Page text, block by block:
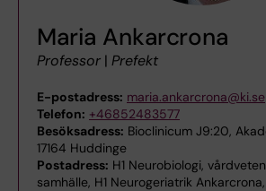
Maria Ankarcrona
Professor | Prefekt
E-postadress: maria.ankarcrona@ki.se
Telefon: +46852483577
Besöksadress: Bioclinicum J9:20,
17164 Huddinge
Postadress: H1 Neurobiologi,
samhälle, H1 Neurogeriatrik Ankarcrona,